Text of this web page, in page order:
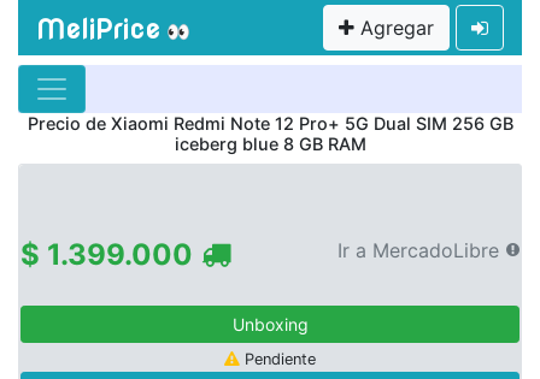
MeliPrice 👀 Agregar
Precio de Xiaomi Redmi Note 12 Pro+ 5G Dual SIM 256 GB
iceberg blue 8 GB RAM
$ 1.399.000 Ir a MercadoLibre
Unboxing
Pendiente